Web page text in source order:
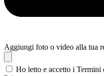
Aggiungi foto o video alla tua
Ho letto e accetto i